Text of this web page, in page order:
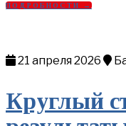
ПОДРОБНОСТИ →
21 апреля 2026
Круглый